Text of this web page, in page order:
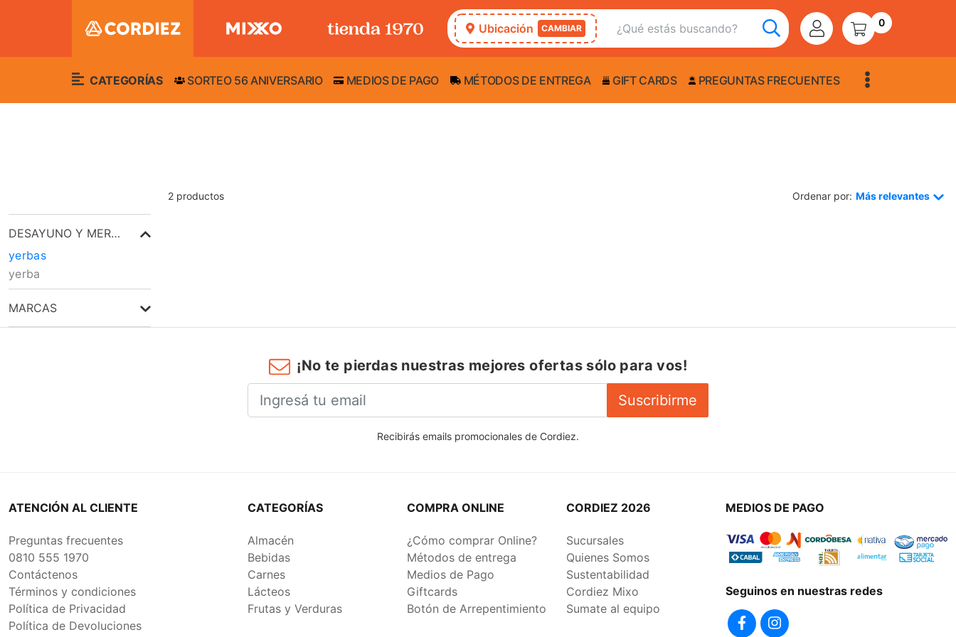
Ubicación CAMBIAR 0
CATEGORÍAS SORTEO 56 ANIVERSARIO MEDIOS DE PAGO MÉTODOS DE ENTREGA GIFT CARDS PREGUNTAS FRECUENTES
2 productos Ordenar por: Más relevantes
DESAYUNO Y MERIENDA
yerbas
yerba
MARCAS
MANANITA
¡No te pierdas nuestras mejores ofertas sólo para vos!
Suscribirme
Recibirás emails promocionales de Cordiez.
ATENCIÓN AL CLIENTE
Preguntas frecuentes
0810 555 1970
Contáctenos
Términos y condiciones
Política de Privacidad
Política de Devoluciones
CATEGORÍAS
Almacén
Bebidas
Carnes
Lácteos
Frutas y Verduras
COMPRA ONLINE
¿Cómo comprar Online?
Métodos de entrega
Medios de Pago
Giftcards
Botón de Arrepentimiento
CORDIEZ 2026
Sucursales
Quienes Somos
Sustentabilidad
Cordiez Mixo
Sumate al equipo
MEDIOS DE PAGO
Seguinos en nuestras redes